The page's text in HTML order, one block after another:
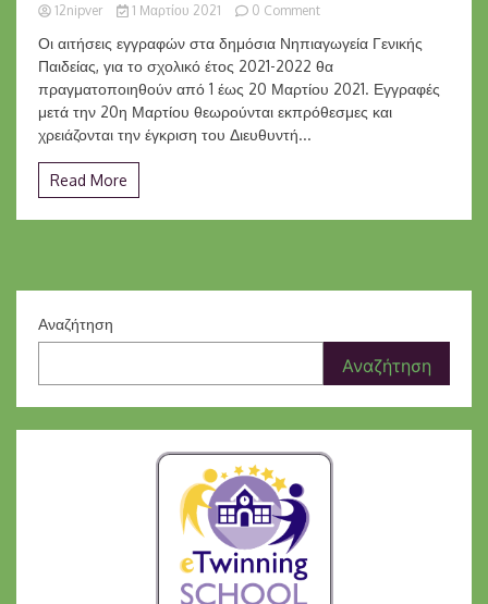
12nipver 1 Μαρτίου 2021 0 Commenton
για
το
Σχ.
Έτος
Οι αιτήσεις εγγραφών στα δημόσια Νηπιαγωγεία Γενικής
Παιδείας, για το σχολικό έτος 2021-2022 θα
πραγματοποιηθούν από 1 έως 20 Μαρτίου 2021. Εγγραφές
μετά την 20η Μαρτίου θεωρούνται εκπρόθεσμες και
χρειάζονται την έγκριση του Διευθυντή...
Read More
Αναζήτηση
Αναζήτηση